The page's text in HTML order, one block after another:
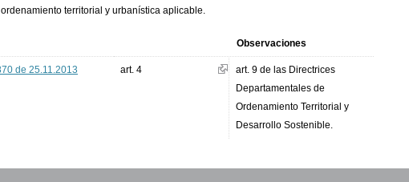
territorial y urbanística aplicable.
Observaciones
de 25.11.2013 art. 4
art. 9 de las Directrices
Departamentales de
Ordenamiento Territorial y
Desarrollo Sostenible.